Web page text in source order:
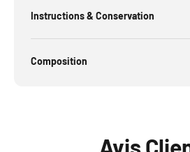
Instructions & Conservation
Composition
Avis